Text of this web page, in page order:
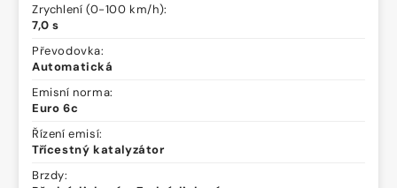
Zrychlení (0-100 km/h):
7,0 s
Převodovka:
Automatická
Emisní norma:
Euro 6c
Řízení emisí:
Třícestný katalyzátor
Brzdy: